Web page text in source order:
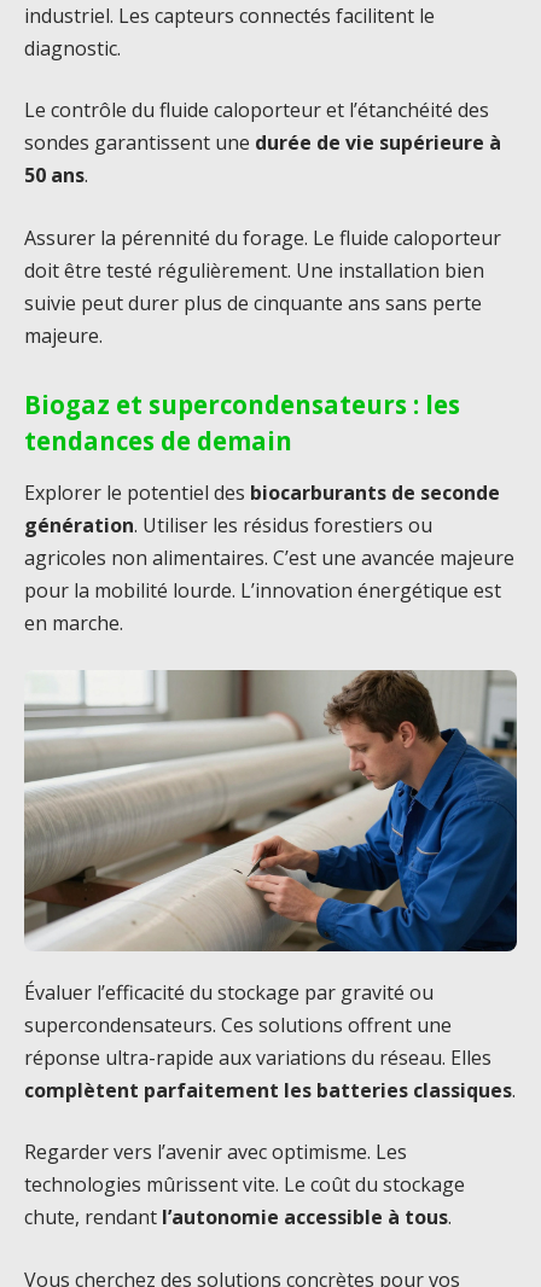
industriel. Les capteurs connectés facilitent le
diagnostic.
Le contrôle du fluide caloporteur et l’étanchéité des
sondes garantissent une durée de vie supérieure à
50 ans.
Assurer la pérennité du forage. Le fluide caloporteur
doit être testé régulièrement. Une installation bien
suivie peut durer plus de cinquante ans sans perte
majeure.
Biogaz et supercondensateurs : les
tendances de demain
Explorer le potentiel des biocarburants de seconde
génération. Utiliser les résidus forestiers ou
agricoles non alimentaires. C’est une avancée majeure
pour la mobilité lourde. L’innovation énergétique est
en marche.
Évaluer l’efficacité du stockage par gravité ou
supercondensateurs. Ces solutions offrent une
réponse ultra-rapide aux variations du réseau. Elles
complètent parfaitement les batteries classiques.
Regarder vers l’avenir avec optimisme. Les
technologies mûrissent vite. Le coût du stockage
chute, rendant l’autonomie accessible à tous.
Vous cherchez des solutions concrètes pour vos